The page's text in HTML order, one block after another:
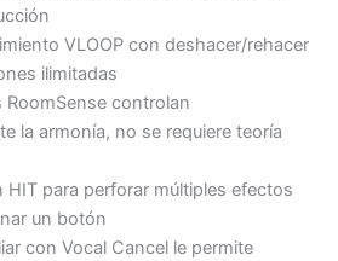
VLOOP con deshacer/rehacer
ilimitadas
controlan
la armonía, no se requiere teoría
HIT para perforar múltiples efectos
un botón
con Vocal Cancel le permite